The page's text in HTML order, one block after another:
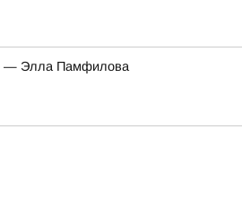
— Элла Памфилова